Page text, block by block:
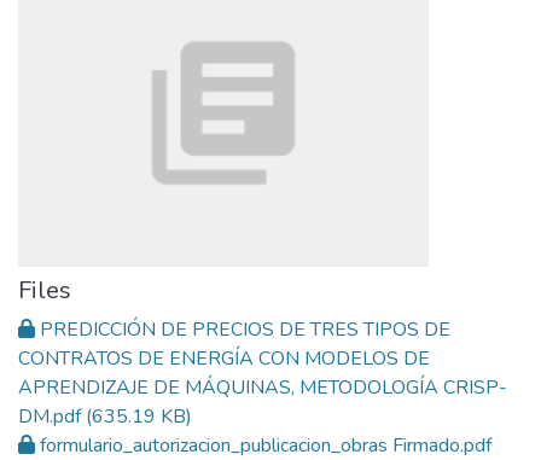
Files
PREDICCIÓN DE PRECIOS DE TRES TIPOS DE
CONTRATOS DE ENERGÍA CON MODELOS DE
APRENDIZAJE DE MÁQUINAS, METODOLOGÍA CRISP-
DM.pdf(635.19 KB)
formulario_autorizacion_publicacion_obras Firmado.pdf